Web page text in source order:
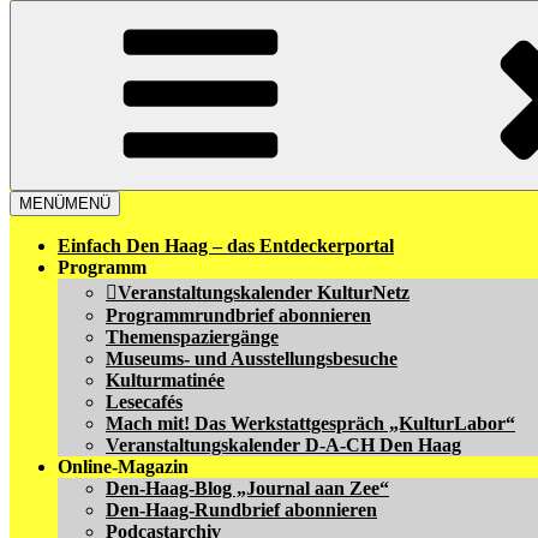
MENÜMENÜ
Einfach Den Haag – das Entdeckerportal
Programm
Veranstaltungskalender KulturNetz
Programmrundbrief abonnieren
Themenspaziergänge
Museums- und Ausstellungsbesuche
Kulturmatinée
Lesecafés
Mach mit! Das Werkstattgespräch „KulturLabor“
Veranstaltungskalender D-A-CH Den Haag
Online-Magazin
Den-Haag-Blog „Journal aan Zee“
Den-Haag-Rundbrief abonnieren
Podcastarchiv